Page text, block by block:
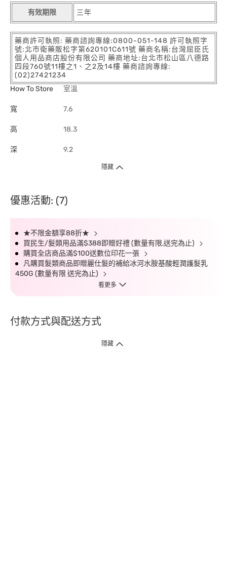
有效期限 三年
藥商許可執照: 藥商諮詢專線:0800-051-148 許可執照字
號:北市衛藥販松字第620101C611號 藥商名稱:台灣屈臣氏
個人用品商店股份有限公司 藥商地址:台北市松山區八德路
四段760號11樓之1、之2及14樓 藥商諮詢專線:
(02)27421234
How To Store
室溫
寬 7.6
高 18.3
深 9.2
隱藏
優惠活動: (7)
★不限金額享88折★
買民生/髮類用品滿$388即贈好禮 (數量有限,送完為止)
購買全店商品滿$100送數位印花一張
凡購買髮類商品即贈麗仕髮的補給冰河水胺基酸輕潤護髮乳
450G (數量有限 送完為止)
看更多
付款方式與配送方式
隱藏